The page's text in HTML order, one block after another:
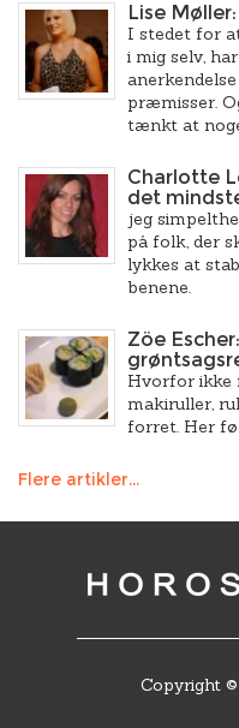
Lise
I stedet for
i mig selv,
præmisser.
tænkt at
Charlotte
det
jeg
på folk, der
lykkes at
benene.
Zöe
Hvorfor ikke
makiruller,
forret. Her
Flere artikler...
Copyright